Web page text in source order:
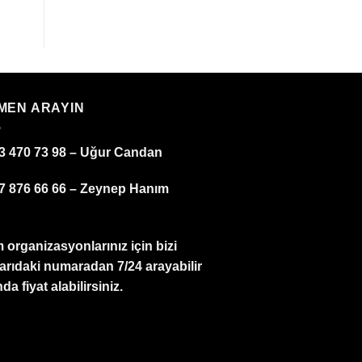
ARAYIN
470 73 98 – Uğur Candan
876 66 66 – Zeynep Hanım
organizasyonlarınız için bizi
numaradan 7/24 arayabilir
fiyat alabilirsiniz.